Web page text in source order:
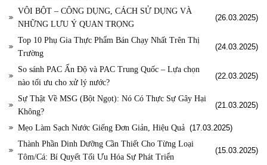
VÔI BỘT – CÔNG DỤNG, CÁCH SỬ DỤNG VÀ
NHỮNG LƯU Ý QUAN TRỌNG
(26.03.2025)
Top 10 Phụ Gia Thực Phẩm Bán Chạy Nhất Trên Thị
Trường
(24.03.2025)
So sánh PAC Ấn Độ và PAC Trung Quốc – Lựa chọn
nào tối ưu cho xử lý nước?
(22.03.2025)
Sự Thật Về MSG (Bột Ngọt): Nó Có Thực Sự Gây Hại
Không?
(21.03.2025)
Mẹo Làm Sạch Nước Giếng Đơn Giản, Hiệu Quả (17.03.2025)
Thành Phần Dinh Dưỡng Cần Thiết Cho Từng Loại
Tôm/Cá: Bí Quyết Tối Ưu Hóa Sự Phát Triển
(15.03.2025)